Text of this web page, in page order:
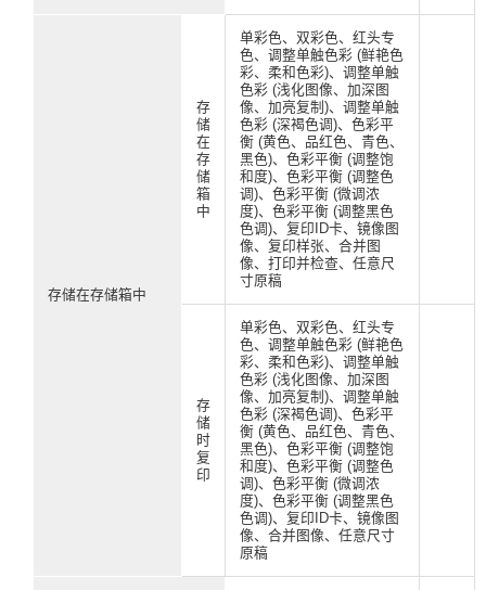
存储在存储箱中
存
储
在
存
储
箱
中
单彩色、双彩色、红头专
色、调整单触色彩 (鲜艳色
彩、柔和色彩)、调整单触
色彩 (浅化图像、加深图
像、加亮复制)、调整单触
色彩 (深褐色调)、色彩平
衡 (黄色、品红色、青色、
黑色)、色彩平衡 (调整饱
和度)、色彩平衡 (调整色
调)、色彩平衡 (微调浓
度)、色彩平衡 (调整黑色
色调)、复印ID卡、镜像图
像、复印样张、合并图
像、打印并检查、任意尺
寸原稿
存
储
时
复
印
单彩色、双彩色、红头专
色、调整单触色彩 (鲜艳色
彩、柔和色彩)、调整单触
色彩 (浅化图像、加深图
像、加亮复制)、调整单触
色彩 (深褐色调)、色彩平
衡 (黄色、品红色、青色、
黑色)、色彩平衡 (调整饱
和度)、色彩平衡 (调整色
调)、色彩平衡 (微调浓
度)、色彩平衡 (调整黑色
色调)、复印ID卡、镜像图
像、合并图像、任意尺寸
原稿